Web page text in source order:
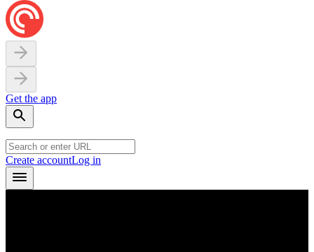
Get the app
Create accountLog in